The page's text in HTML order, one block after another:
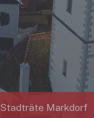
Stadträte Markdorf